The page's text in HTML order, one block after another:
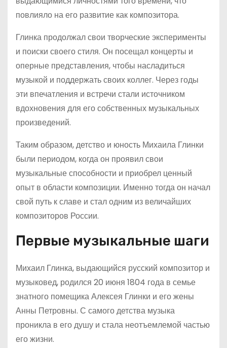
повлияло на его развитие как композитора.
Глинка продолжал свои творческие эксперименты
и поиски своего стиля. Он посещал концерты и
оперные представления, чтобы насладиться
музыкой и поддержать своих коллег. Через годы
эти впечатления и встречи стали источником
вдохновения для его собственных музыкальных
произведений.
Таким образом, детство и юность Михаила Глинки
были периодом, когда он проявил свои
музыкальные способности и приобрел ценный
опыт в области композиции. Именно тогда он начал
свой путь к славе и стал одним из величайших
композиторов России.
Первые музыкальные шаги
Михаил Глинка, выдающийся русский композитор и
музыковед, родился 20 июня 1804 года в семье
знатного помещика Алексея Глинки и его жены
Анны Петровны. С самого детства музыка
проникла в его душу и стала неотъемлемой частью
его жизни.